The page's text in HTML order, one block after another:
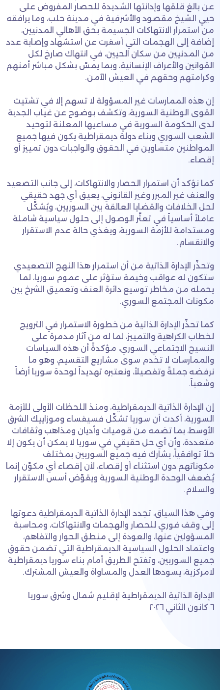
عن بالغ قلقها وإدانتها الشديدة للحصار المفروض على
حيي الشيخ مقصود والأشرفية في مدينة حلب، وما يرافقه
من استمرار الانتهاكات الجسيمة بحق الأهالي المدنيين،
إضافة إلى الهجمات التي أسفرت عن استشهاد وإصابة عدد
من المدنيين من سكان الحيين، في انتهاك صارخ لكل
القوانين والأعراف الإنسانية، وبما يمسّ بشكل مباشر أمنهم
وكرامتهم وحقهم في العيش الآمن.
إن هذه الممارسات غير المسؤولة لا تسهم إلا في تشتيت
القوى الوطنية السورية، وتكشف بوضوح عن غياب الجدية
لدى الحكومة السورية في مساعيها المعلنة لتوحيد
الشعب السوري وبناء دولة ديمقراطية يكون فيها جميع
المواطنين متساوين في الحقوق والواجبات دون تمييز أو
إقصاء.
كما نؤكد أن استمرار الحصار والانتهاكات، إلى جانب التصعيد
والعنف غير المبرر وغير القانوني، يعيق أي جهد حقيقي
لحل الخلافات والقضايا العالقة بين السوريين، ويُشكّل
عاملاً أساسياً في تعثّر الوصول إلى حلول سياسية شاملة
ومستدامة للأزمة السورية، ويغذي حالة عدم الاستقرار
والانقسام.
وتحذّر الإدارة الذاتية من أن استمرار هذا النهج التصعيدي
ستكون له عواقب وخيمة ستؤثر على عموم سوريا، لما
يحمله من مخاطر توسيع دائرة العنف وتعميق الشرخ بين
مكونات المجتمع السوري.
كما تحذّر الإدارة الذاتية من خطورة الاستمرار في الترويج
لخطاب الكراهية والتمييز، لما له من آثار مدمرة على
النسيج الاجتماعي السوري، مؤكدةً أن هذه السياسات
والممارسات لا تخدم سوى مشاريع التقسيم، وهو ما
نرفضه جملةً وتفصيلاً، ونعتبره تهديداً لوحدة سوريا أرضاً
وشعباً.
إن الإدارة الذاتية الديمقراطية، ومنذ اللحظات الأولى للأزمة
السورية، أكدت أن سوريا تشكّل فسيفساء وموزاييك الشرق
الأوسط، بما تضمه من قوميات وأديان ومذاهب وثقافات
متعددة، وأن أي حل حقيقي في سوريا لا يمكن أن يكون إلا
حلاً توافقياً، يشارك فيه جميع السوريين بمختلف
مكوناتهم دون استثناء أو إقصاء، لأن إقصاء أي مكوّن إنما
يُضعف الوحدة الوطنية السورية ويقوّض أسس الاستقرار
والسلام.
وفي هذا السياق، تجدد الإدارة الذاتية الديمقراطية دعوتها
إلى وقف فوري للحصار والهجمات والانتهاكات، ومحاسبة
المسؤولين عنها، والعودة إلى منطق الحوار والتفاهم،
واعتماد الحلول السياسية الديمقراطية التي تضمن حقوق
جميع السوريين، وتفتح الطريق أمام بناء سوريا ديمقراطية
لامركزية، يسودها العدل والمساواة والعيش المشترك.
الإدارة الذاتية الديمقراطية لإقليم شمال وشرق سوريا
٦ كانون الثاني ٢٠٢٦